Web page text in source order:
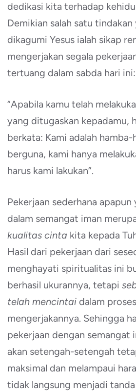
dedikasi kita terhadap
Demikian salah satu
dikagumi Yesus ialah sikap
mengerjakan segala
tertuang dalam sabda hari ini:
“Apabila kamu telah
yang ditugaskan kepadamu,
berkata: Kami adalah
berguna, kami hanya
harus kami lakukan”.
Pekerjaan sederhana
dalam semangat iman
kualitas cinta kita kepada
Hasil dari pekerjaan dari
menghayati spiritualitas ini
berhasil ukurannya, tetapi
telah mencintai dalam proses
mengerjakannya. Sehingga
pekerjaan dengan semangat
akan setengah-setengah
maksimal dan melampaui
tidak langsung menjadi tanda